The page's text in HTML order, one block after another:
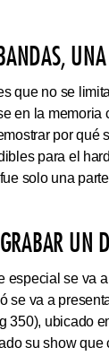
que no se
en la memoria
por qué
para el
solo una
UN
especial se va
se va a
350), ubicado
su show que